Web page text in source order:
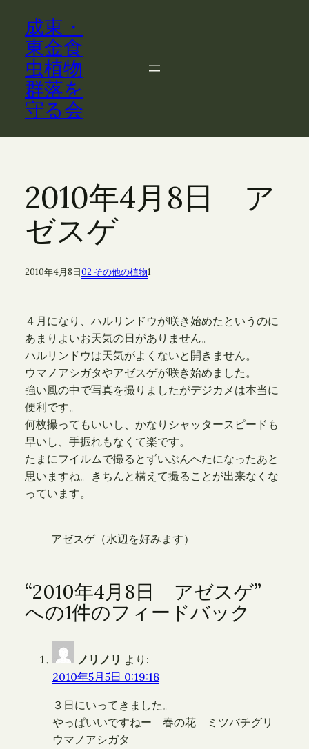
成東・
東金食
虫植物
群落を
守る会
2010年4月8日 ア
ゼスゲ
2010年4月8日02 その他の植物1
４月になり、ハルリンドウが咲き始めたというのに
あまりよいお天気の日がありません。
ハルリンドウは天気がよくないと開きません。
ウマノアシガタやアゼスゲが咲き始めました。
強い風の中で写真を撮りましたがデジカメは本当に
便利です。
何枚撮ってもいいし、かなりシャッタースピードも
早いし、手振れもなくて楽です。
たまにフイルムで撮るとずいぶんへたになったあと
思いますね。きちんと構えて撮ることが出来なくな
っています。
アゼスゲ（水辺を好みます）
“2010年4月8日 アゼスゲ”
への1件のフィードバック
ノリノリ より:
2010年5月5日 0:19:18
３日にいってきました。
やっぱいいですねー 春の花 ミツバチグリ
ウマノアシガタ